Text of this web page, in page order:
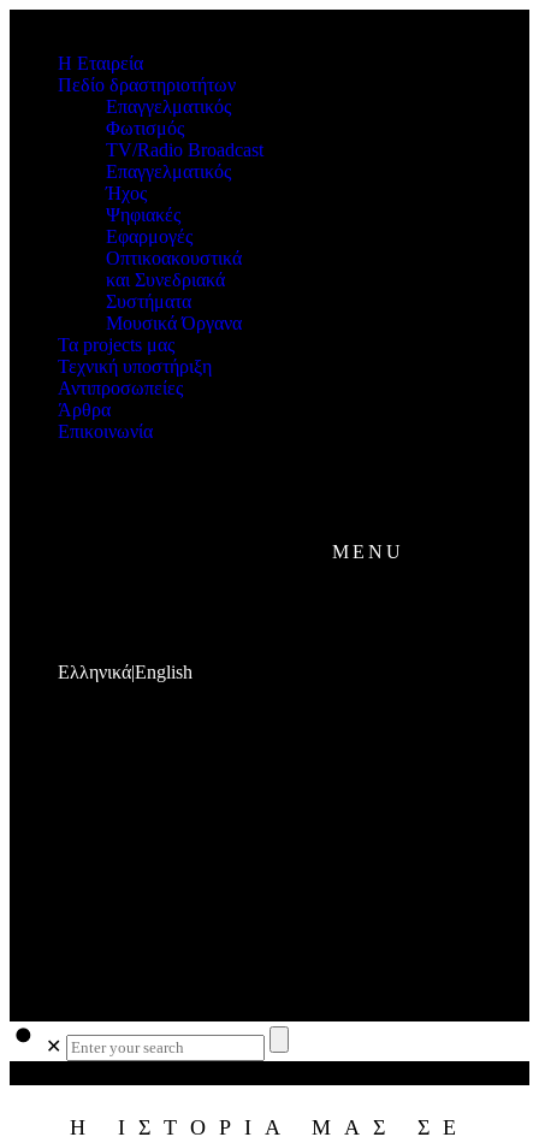
Η Εταιρεία
Πεδίο δραστηριοτήτων
Επαγγελματικός
Φωτισμός
TV/Radio Broadcast
Επαγγελματικός
Ήχος
Ψηφιακές
Εφαρμογές
Οπτικοακουστικά
και Συνεδριακά
Συστήματα
Μουσικά Όργανα
Τα projects μας
Τεχνική υποστήριξη
Αντιπροσωπείες
Άρθρα
Επικοινωνία
MENU
ΕλληνικάEnglish
✕
Η ΙΣΤΟΡΙΑ ΜΑΣ ΣΕ